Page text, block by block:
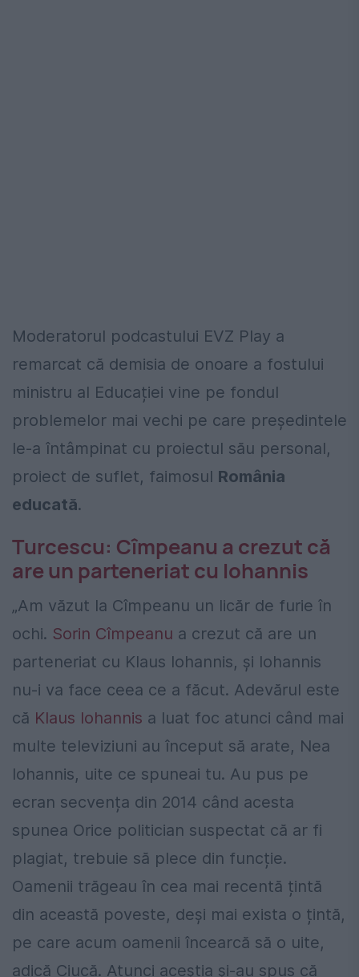
Moderatorul podcastului EVZ Play a
remarcat că demisia de onoare a fostului
ministru al Educației vine pe fondul
problemelor mai vechi pe care președintele
le-a întâmpinat cu proiectul său personal,
proiect de suflet, faimosul România
educată.
Turcescu: Cîmpeanu a crezut că
are un parteneriat cu Iohannis
„Am văzut la Cîmpeanu un licăr de furie în
ochi. Sorin Cîmpeanu a crezut că are un
parteneriat cu Klaus Iohannis, și Iohannis
nu-i va face ceea ce a făcut. Adevărul este
că Klaus Iohannis a luat foc atunci când mai
multe televiziuni au început să arate, Nea
Iohannis, uite ce spuneai tu. Au pus pe
ecran secvența din 2014 când acesta
spunea Orice politician suspectat că ar fi
plagiat, trebuie să plece din funcție.
Oamenii trăgeau în cea mai recentă țintă
din această poveste, deși mai exista o țintă,
pe care acum oamenii încearcă să o uite,
adică Ciucă. Atunci aceștia și-au spus că